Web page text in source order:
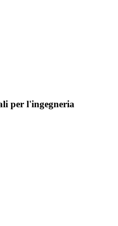
per l'ingegneria